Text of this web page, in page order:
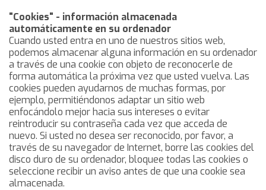
"Cookies" - información almacenada
automáticamente en su ordenador
Cuando usted entra en uno de nuestros sitios web,
podemos almacenar alguna información en su ordenador
a través de una cookie con objeto de reconocerle de
forma automática la próxima vez que usted vuelva. Las
cookies pueden ayudarnos de muchas formas, por
ejemplo, permitiéndonos adaptar un sitio web
enfocándolo mejor hacia sus intereses o evitar
reintroducir su contraseña cada vez que acceda de
nuevo. Si usted no desea ser reconocido, por favor, a
través de su navegador de Internet, borre las cookies del
disco duro de su ordenador, bloquee todas las cookies o
seleccione recibir un aviso antes de que una cookie sea
almacenada.